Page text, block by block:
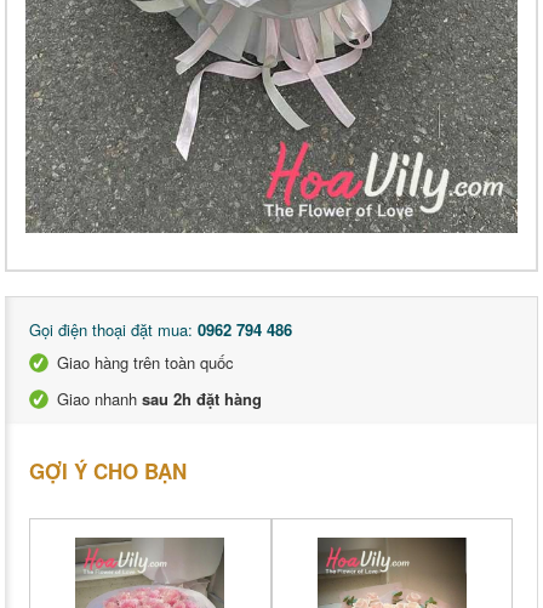
Gọi điện thoại đặt mua: 0962 794 486
Giao hàng trên toàn quốc
Giao nhanh sau 2h đặt hàng
GỢI Ý CHO BẠN